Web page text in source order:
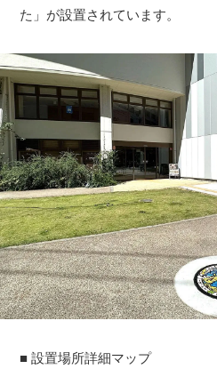
た」が設置されています。
■ 設置場所詳細マップ